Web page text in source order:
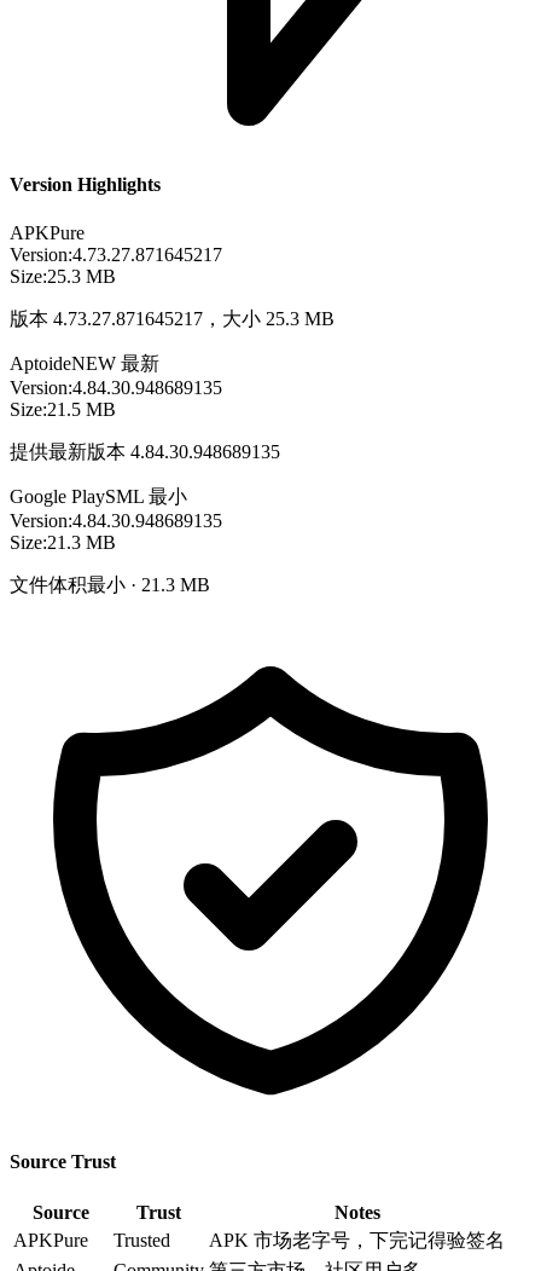
Version Highlights
APKPure
Version:4.73.27.871645217
Size:25.3 MB
版本 4.73.27.871645217，大小 25.3 MB
AptoideNEW 最新
Version:4.84.30.948689135
Size:21.5 MB
提供最新版本 4.84.30.948689135
Google PlaySML 最小
Version:4.84.30.948689135
Size:21.3 MB
文件体积最小 · 21.3 MB
Source Trust
Source Trust
Notes
APKPure
Trusted
APK 市场老字号，下完记得验签名